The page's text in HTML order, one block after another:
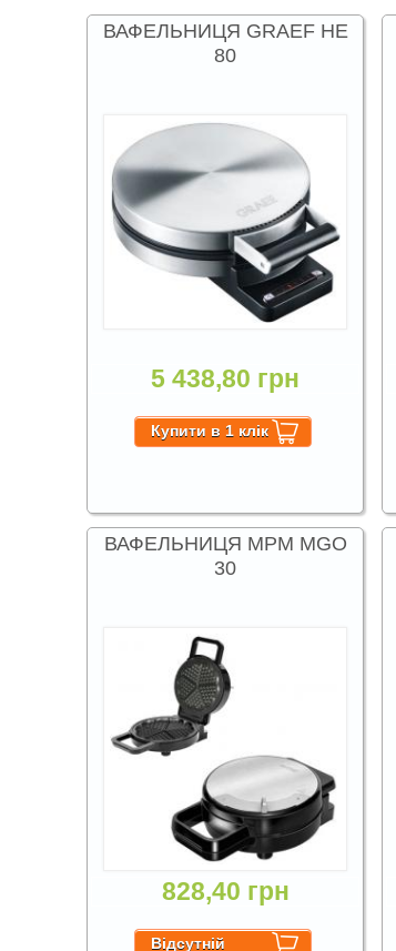
ВАФЕЛЬНИЦЯ GRAEF HE
80
5 438,80 грн
ВАФЕЛЬНИЦЯ MPM MGO
30
828,40 грн